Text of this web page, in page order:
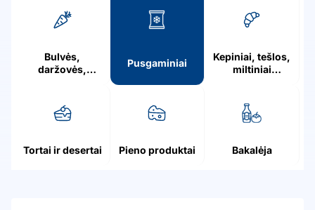
Bulvės,
daržovės,
Pusgaminiai
Kepiniai, tešlos,
miltiniai
Tortai ir desertai Pieno produktai Bakalėja